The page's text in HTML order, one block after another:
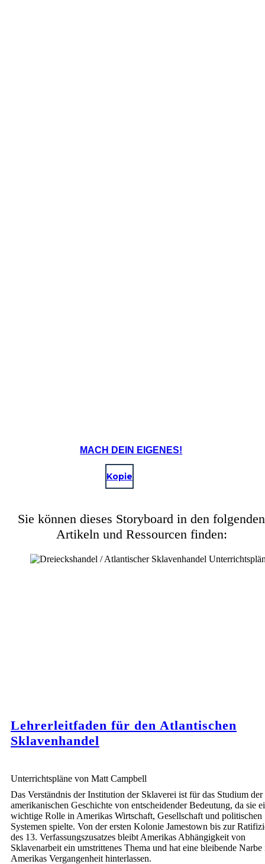
MACH DEIN EIGENES!
Kopie
Sie können dieses Storyboard in den folgenden
Artikeln und Ressourcen finden:
Lehrerleitfaden für den Atlantischen
Sklavenhandel
Unterrichtspläne von Matt Campbell
Das Verständnis der Institution der Sklaverei ist für das Studium der
amerikanischen Geschichte von entscheidender Bedeutung, da sie
wichtige Rolle in Amerikas Wirtschaft, Gesellschaft und politischen
Systemen spielte. Von der ersten Kolonie Jamestown bis zur
des 13. Verfassungszusatzes bleibt Amerikas Abhängigkeit von
Sklavenarbeit ein umstrittenes Thema und hat eine bleibende Narbe
Amerikas Vergangenheit hinterlassen.